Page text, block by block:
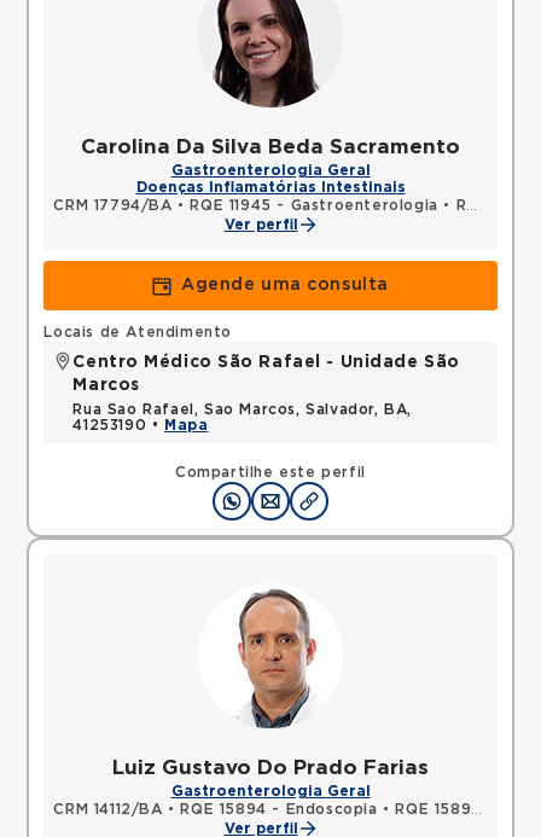
Carolina Da Silva Beda Sacramento
Gastroenterologia Geral
Doenças Inflamatórias Intestinais
CRM 17794/BA • RQE 11945 - Gastroenterologia •
RQE 11946 - Clínica médica
Ver perfil
Agende uma consulta
Compartilhe este perfil
Locais de Atendimento
Centro Médico São Rafael - Unidade São
Marcos
Rua Sao Rafael, Sao Marcos, Salvador, BA,
41253190 •
Mapa
Luiz Gustavo Do Prado Farias
Gastroenterologia Geral
CRM 14112/BA • RQE 15894 - Endoscopia •
RQE 15895 - Gastroenterologia
Ver perfil